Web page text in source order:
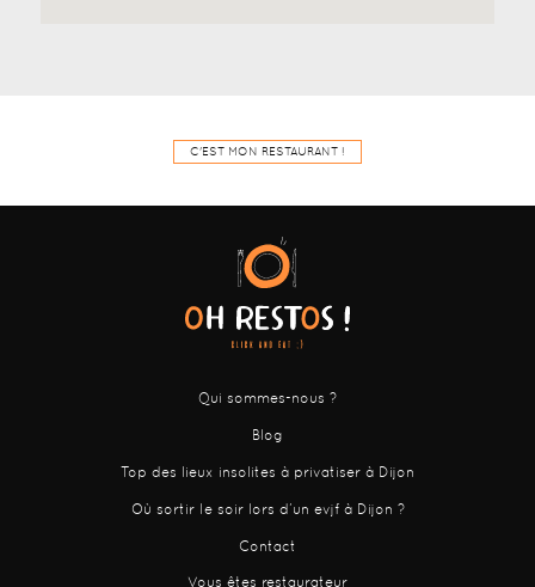
C'EST MON RESTAURANT !
Qui sommes-nous ?
Blog
Top des lieux insolites à privatiser à Dijon
Où sortir le soir lors d’un evjf à Dijon ?
Contact
Vous êtes restaurateur